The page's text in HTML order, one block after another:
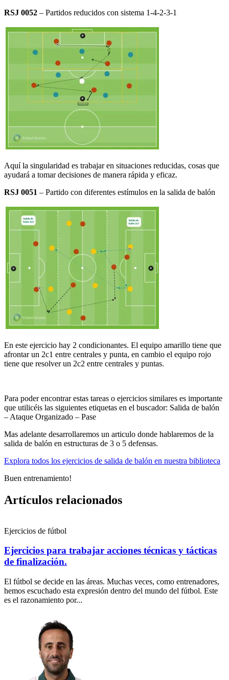
RSJ 0052 – Partidos reducidos con sistema 1-4-2-3-1
Aquí la singularidad es trabajar en situaciones reducidas, cosas que
ayudará a tomar decisiones de manera rápida y eficaz.
RSJ 0051 – Partido con diferentes estímulos en la salida de balón
En este ejercicio hay 2 condicionantes. El equipo amarillo tiene que
afrontar un 2c1 entre centrales y punta, en cambio el equipo rojo
tiene que resolver un 2c2 entre centrales y puntas.
Para poder encontrar estas tareas o ejercicios similares es importante
que utilicéis las siguientes etiquetas en el buscador: Salida de balón
– Ataque Organizado – Pase
Mas adelante desarrollaremos un articulo donde hablaremos de la
salida de balón en estructuras de 3 o 5 defensas.
Explora todos los ejercicios de salida de balón en nuestra biblioteca
Buen entrenamiento!
Artículos relacionados
Ejercicios de fútbol
Ejercicios para trabajar acciones técnicas y tácticas
de finalización.
El fútbol se decide en las áreas. Muchas veces, como entrenadores,
hemos escuchado esta expresión dentro del mundo del fútbol. Este
es el razonamiento por...